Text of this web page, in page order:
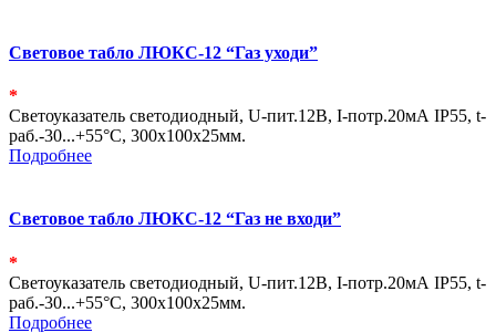
Световое табло ЛЮКС-12 “Газ уходи”
*
Светоуказатель светодиодный, U-пит.12В, I-потр.20мА IP55, t-
раб.-30...+55°С, 300х100х25мм.
Подробнее
Световое табло ЛЮКС-12 “Газ не входи”
*
Светоуказатель светодиодный, U-пит.12В, I-потр.20мА IP55, t-
раб.-30...+55°С, 300х100х25мм.
Подробнее